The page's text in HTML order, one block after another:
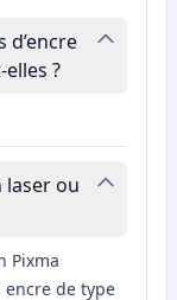
d’encre
?
laser ou
Pixma
encre de type